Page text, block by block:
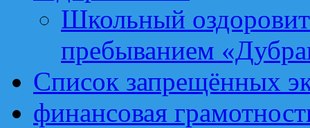
Школьный
пребыванием
Список запрещённых
финансовая